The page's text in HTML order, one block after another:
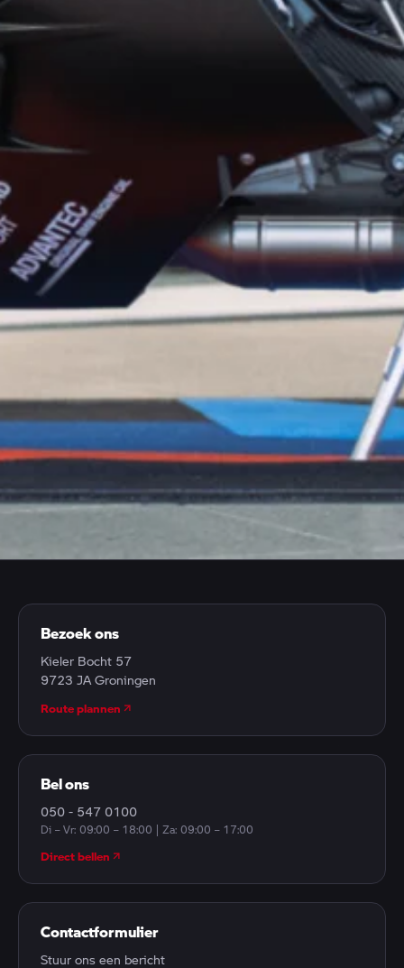
CONTACT
Heb je een vraag, wil je een afspraak maken of gewoon
even langskomen? We staan voor je klaar.
Bezoek ons
Kieler Bocht 57
9723 JA Groningen
Route plannen
Bel ons
050 - 547 0100
Di – Vr: 09:00 – 18:00 | Za: 09:00 – 17:00
Direct bellen
Contactformulier
Stuur ons een bericht